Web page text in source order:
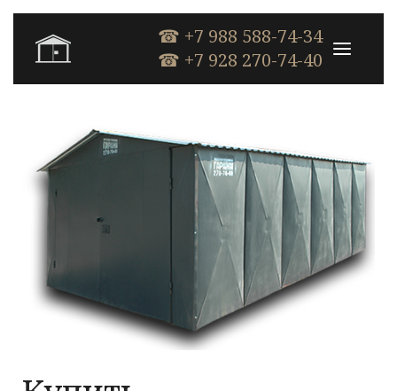
☎ +7 988 588-74-34
☎ +7 928 270-74-40